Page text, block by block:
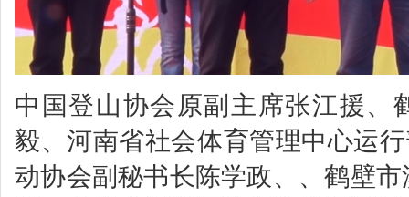
中国登山协会原副主席张江援、
毅、河南省社会体育管理中心运
动协会副秘书长陈学政、、鹤壁